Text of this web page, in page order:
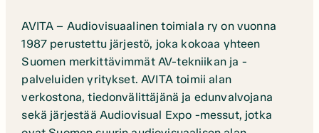
AVITA – Audiovisuaalinen toimiala ry on vuonna
1987 perustettu järjestö, joka kokoaa yhteen
Suomen merkittävimmät AV-tekniikan ja -
palveluiden yritykset. AVITA toimii alan
verkostona, tiedonvälittäjänä ja edunvalvojana
sekä järjestää Audiovisual Expo -messut, jotka